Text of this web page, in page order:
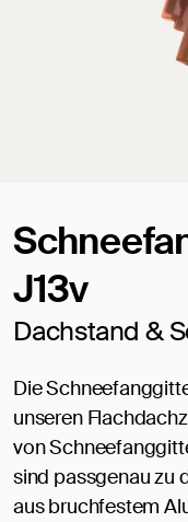
J13v
Dachstand &
Die
unseren
von
sind passgenau zu
aus bruchfestem